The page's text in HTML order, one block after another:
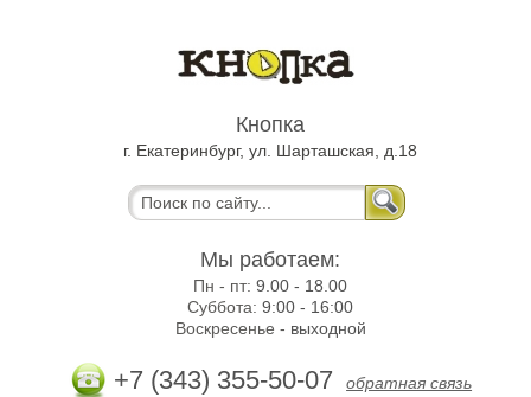
Кнопка
г. Екатеринбург, ул. Шарташская, д.18
Мы работаем:
Пн - пт:9.00 - 18.00
Суббота:9:00 - 16:00
Воскресенье - выходной
+7 (343) 355-50-07 обратная связь